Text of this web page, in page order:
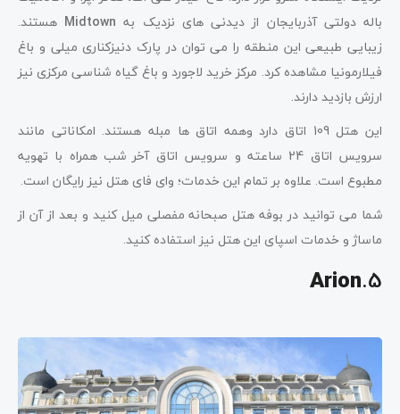
باله دولتی آذربایجان از دیدنی های نزدیک به Midtown هستند.
زیبایی طبیعی این منطقه را می توان در پارک دنیزکناری میلی و باغ
فیلارمونیا مشاهده کرد. مرکز خرید لاجورد و باغ گیاه شناسی مرکزی نیز
ارزش بازدید دارند.
این هتل 109 اتاق دارد وهمه اتاق ها مبله هستند. امکاناتی مانند
سرویس اتاق 24 ساعته و سرویس اتاق آخر شب همراه با تهویه
مطبوع است. علاوه بر تمام این خدمات؛ وای فای هتل نیز رایگان است.
شما می توانید در بوفه هتل صبحانه مفصلی میل کنید و بعد از آن از
ماساژ و خدمات اسپای این هتل نیز استفاده کنید.
5.
Arion